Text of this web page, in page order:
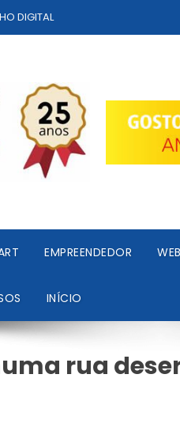
DIGITAL
EMPREENDEDOR
INÍCIO
rua